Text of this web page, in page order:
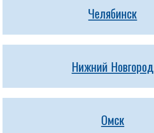
Челябинск
Нижний Новгород
Омск